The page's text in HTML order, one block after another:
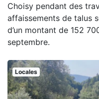
Choisy pendant des
affaissements de talus
d’un montant de 152
septembre.
Locales